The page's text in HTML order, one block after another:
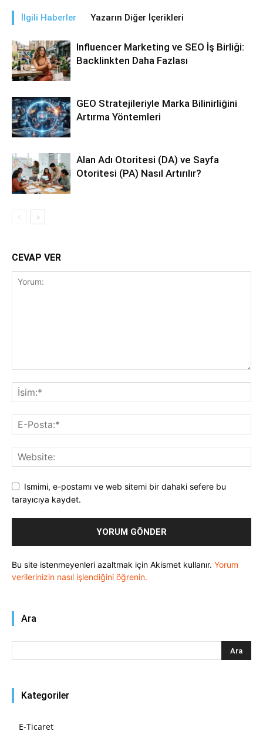
İlgili Haberler Yazarın Diğer İçerikleri
Influencer Marketing ve SEO İş Birliği:
Backlinkten Daha Fazlası
GEO Stratejileriyle Marka Bilinirliğini
Artırma Yöntemleri
Alan Adı Otoritesi (DA) ve Sayfa
Otoritesi (PA) Nasıl Artırılır?
CEVAP VER
Ismimi, e-postamı ve web sitemi bir dahaki sefere bu
tarayıcıya kaydet.
Bu site istenmeyenleri azaltmak için Akismet kullanır. Yorum
verilerinizin nasıl işlendiğini öğrenin.
Ara
Kategoriler
E-Ticaret